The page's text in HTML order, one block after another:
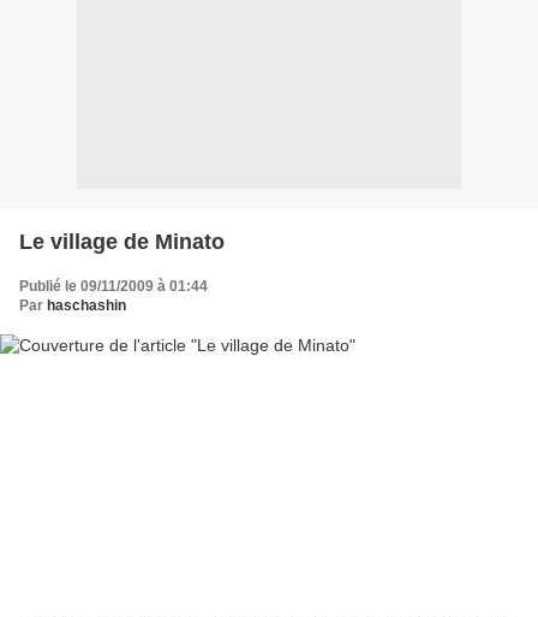
Le village de Minato
Publié le 09/11/2009 à 01:44
Par haschashin